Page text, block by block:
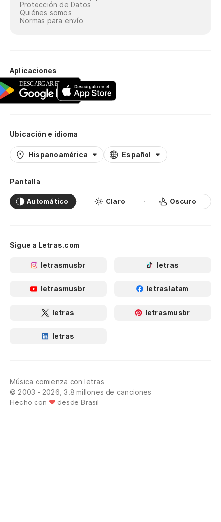
Protección de Datos
Quiénes somos
Normas para envío
Aplicaciones
Ubicación e idioma
Hispanoamérica Español
Pantalla
Automático Claro Oscuro
Sigue a Letras.com
letrasmusbr letras
letrasmusbr letraslatam
letras letrasmusbr
letras
Música comienza con letras
© 2003 - 2026, 3.8 millones de canciones
Hecho con
desde Brasil